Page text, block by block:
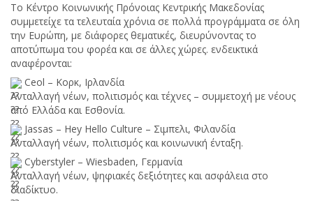
Το Κέντρο Κοινωνικής Πρόνοιας Κεντρικής Μακεδονίας
συμμετείχε τα τελευταία χρόνια σε πολλά προγράμματα σε όλη
την Ευρώπη, με διάφορες θεματικές, διευρύνοντας το
αποτύπωμα του φορέα και σε άλλες χώρες. ενδεικτικά
αναφέρονται:
Ceol – Κορκ, Ιρλανδία
Ανταλλαγή νέων, πολιτισμός και τέχνες – συμμετοχή με νέους
από Ελλάδα και Εσθονία.
Jassas – Hey Hello Culture – Σιμπελι, Φιλανδία
Ανταλλαγή νέων, πολιτισμός και κοινωνική ένταξη.
Cyberstyler – Wiesbaden, Γερμανία
Ανταλλαγή νέων, ψηφιακές δεξιότητες και ασφάλεια στο
διαδίκτυο.